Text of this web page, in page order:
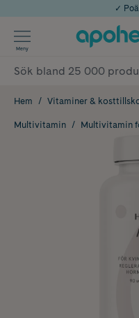
Årets
Använd kod:
✓ Rådgivning från
✓
Meny
Hem Vitaminer &
Multivitamin Multivitamin